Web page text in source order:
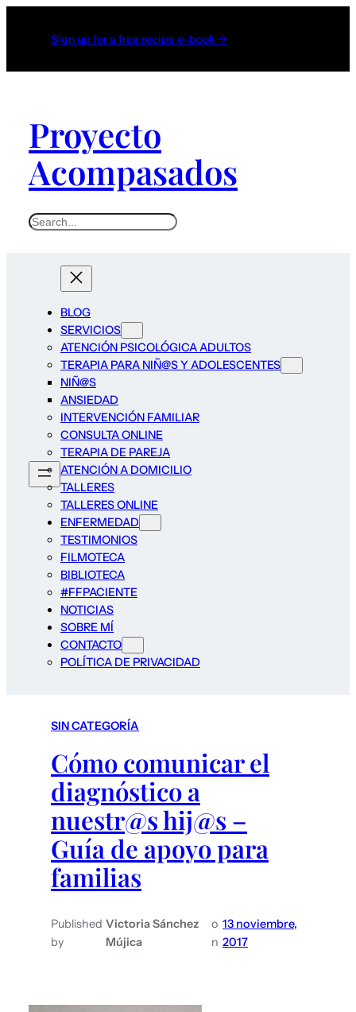
Sign up for a free recipe e-book →
Proyecto
Acompasados
S
BLOG
SERVICIOS
ATENCIÓN PSICOLÓGICA ADULTOS
TERAPIA PARA NIÑ@S Y ADOLESCENTES
NIÑ@S
ANSIEDAD
INTERVENCIÓN FAMILIAR
CONSULTA ONLINE
TERAPIA DE PAREJA
ATENCIÓN A DOMICILIO
TALLERES
TALLERES ONLINE
ENFERMEDAD
TESTIMONIOS
FILMOTECA
BIBLIOTECA
#FFPACIENTE
NOTICIAS
SOBRE MÍ
CONTACTO
POLÍTICA DE PRIVACIDAD
SIN CATEGORÍA
Cómo comunicar el
diagnóstico a
nuestr@s hij@s –
Guía de apoyo para
familias
Published
by
Victoria Sánchez
Mújica
o
n
13 noviembre,
2017